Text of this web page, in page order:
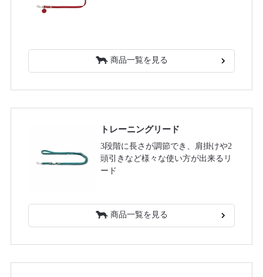
商品一覧を見る
トレーニングリード
3段階に長さが調節でき、肩掛けや2
頭引きなど様々な使い方が出来るリ
ード
商品一覧を見る